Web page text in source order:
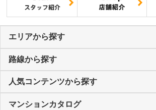
エリアから探す
路線から探す
人気コンテンツから探す
マンションカタログ